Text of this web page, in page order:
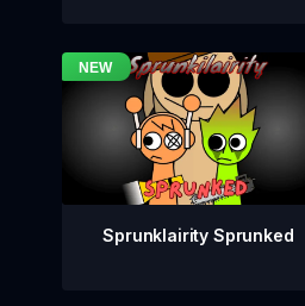
Sprunklairity Sprunked